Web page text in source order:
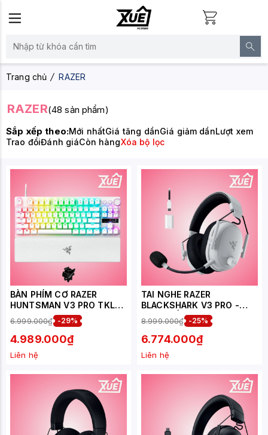
Trang chủ RAZER
RAZER(48 sản phẩm)
Sắp xếp theo:Mới nhấtGiá tăng dầnGiá giảm dầnLượt xem
Trao đổiĐánh giáCòn hàngXóa bộ lọc
BÀN PHÍM CƠ RAZER
HUNTSMAN V3 PRO TKL
8KHZ WHITE ANALOG
OPTICAL SWITCH
6.999.000₫ -29%
4.989.000₫
Liên hệ
TAI NGHE RAZER
BLACKSHARK V3 PRO -
MÀU TRẮNG
8.999.000₫ -25%
6.774.000₫
Liên hệ